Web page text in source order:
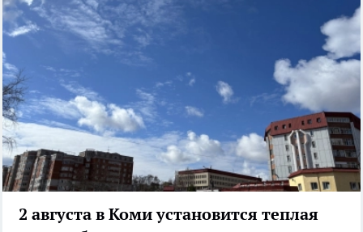
2 августа в Коми установится теплая